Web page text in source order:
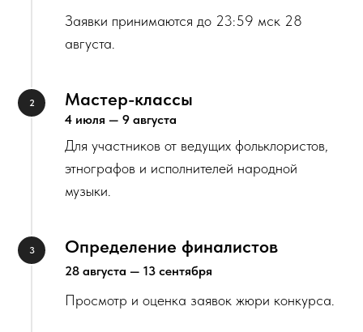
Заявки принимаются до 23:59 мск 28
августа.
Мастер-классы
4 июля — 9 августа
Для участников от ведущих фольклористов,
этнографов и исполнителей народной
музыки.
Определение финалистов
28 августа — 13 сентября
Просмотр и оценка заявок жюри конкурса.